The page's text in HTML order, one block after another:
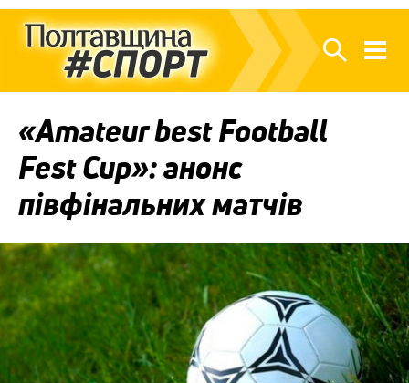
«Amateur best Football
Fest Cup»: анонс
півфінальних матчів